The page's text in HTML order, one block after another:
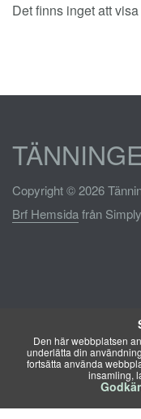
Det finns inget att
Copyright © 2026
Brf Hemsidafrån
Den här webbplatsen
underlätta din
fortsätta använda
insamling,